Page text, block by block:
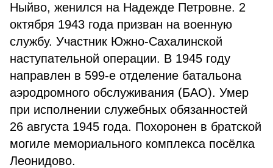
Ныйво, женился на Надежде Петровне. 2
октября 1943 года призван на военную
службу. Участник Южно-Сахалинской
наступательной операции. В 1945 году
направлен в 599-е отделение батальона
аэродромного обслуживания (БАО). Умер
при исполнении служебных обязанностей
26 августа 1945 года. Похоронен в братской
могиле мемориального комплекса посёлка
Леонидово.